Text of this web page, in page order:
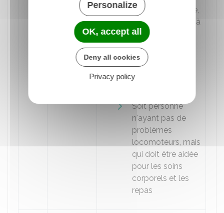
qui, une fois levée,
peut se déplacer à
l'intérieur de son
logement, mais
qui a besoin
d'aides pour la
toilette et
Soit personne
n'ayant pas de
problèmes
locomoteurs, mais
qui doit être aidée
pour les soins
corporels et les
repas
Personalize
OK, accept all
Deny all cookies
Privacy policy